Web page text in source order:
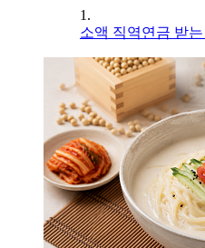
1.
소액 직역연금 받